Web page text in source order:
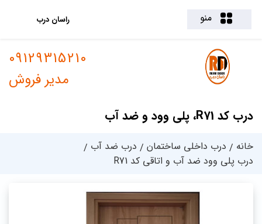
منو راسان درب
درب کد R71، پلی وود و ضد آب
09129315210
مدیر فروش
خانه درب داخلی ساختمان
درب ضد آب
درب پلی وود ضد آب و اتاقی کد R71